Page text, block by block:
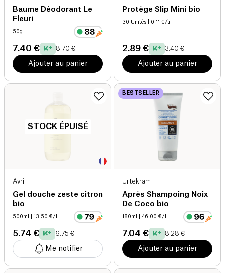
Baume Déodorant Le
Fleuri
50g
7.40 € 8.70 €
Ajouter au panier
Protège Slip Mini bio
30 Unités | 0.11 €/u
2.89 € 3.40 €
Ajouter au panier
STOCK ÉPUISÉ
Avril
Gel douche zeste citron
bio
500ml | 13.50 €/L
5.74 € 6.75 €
Me notifier
BESTSELLER
Urtekram
Après Shampoing Noix
De Coco bio
180ml | 46.00 €/L
7.04 € 8.28 €
Ajouter au panier